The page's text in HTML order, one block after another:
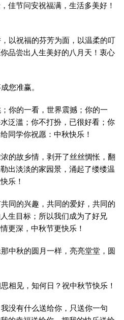
佳节问安祝福满，生活多美好！
以祝福的芬芳为面，以温柔的叮
品尝出人生美好的八月天！衷心
您准赢。
你的一看，世界震撼；你的一
泛滥；你不打扮，已很好看；你
同学你祝愿：中秋快乐！
的故乡情，剥开了丝丝惆怅，翻
出淡淡的家园景，涌起了缕缕温
乐！
同的兴趣，共同的爱好，共同的
生目标；所以我们成为了好兄
更深，中秋节更快乐！
中秋的圆月一样，亮亮堂堂，圆
相见，知何日？祝中秋节快乐！
没有什么送给你，只送你一句